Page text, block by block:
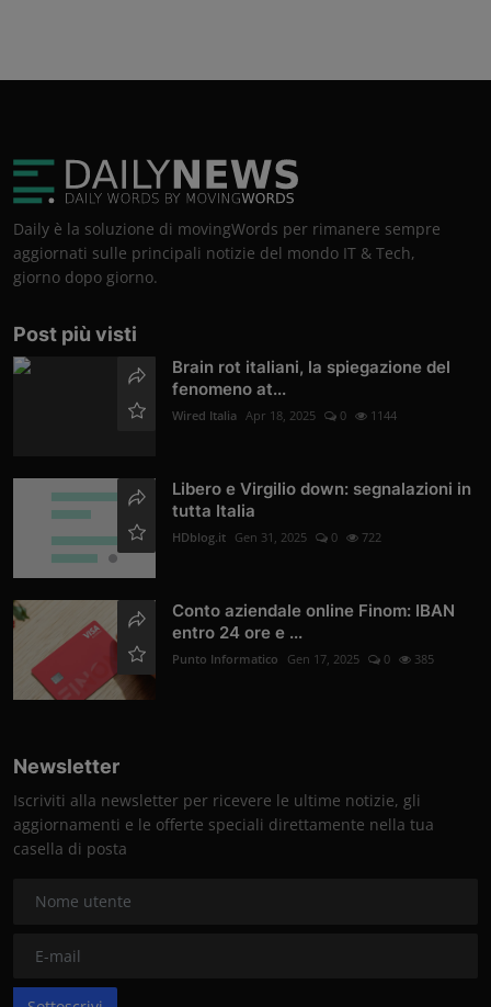
Daily è la soluzione di movingWords per rimanere sempre
aggiornati sulle principali notizie del mondo IT & Tech,
giorno dopo giorno.
Post più visti
Brain rot italiani, la spiegazione del
fenomeno at...
Wired Italia Apr 18, 2025 0 1144
Libero e Virgilio down: segnalazioni in
tutta Italia
HDblog.it Gen 31, 2025 0 722
Conto aziendale online Finom: IBAN
entro 24 ore e ...
Punto Informatico Gen 17, 2025 0 385
Newsletter
Iscriviti alla newsletter per ricevere le ultime notizie, gli
aggiornamenti e le offerte speciali direttamente nella tua
casella di posta